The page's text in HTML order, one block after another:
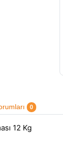
0
12 Kg